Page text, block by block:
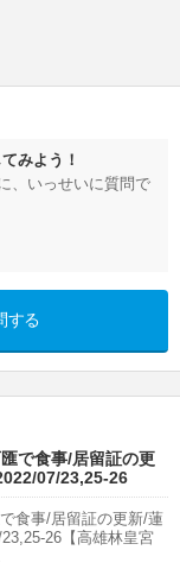
みよう！
、いっせいに質問で
する
で食事/居留証の更
07/23,25-26
食事/居留証の更新/蓮
26【高雄林皇宮